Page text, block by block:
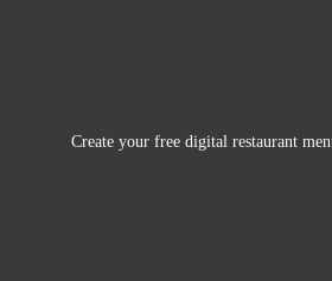
Create your free digital restaurant